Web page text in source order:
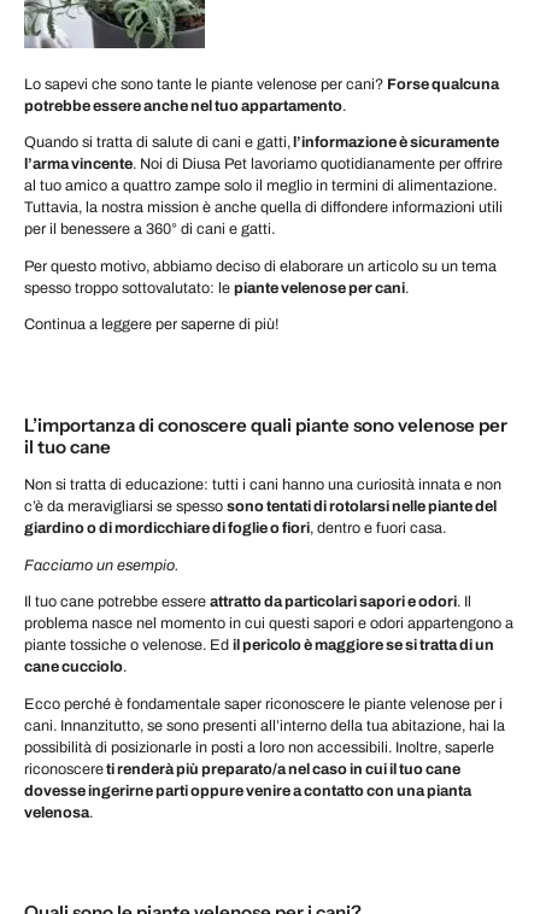
Lo sapevi che sono tante le piante velenose per cani? Forse qualcuna
potrebbe essere anche nel tuo appartamento.
Quando si tratta di salute di cani e gatti, l’informazione è sicuramente
l’arma vincente. Noi di Diusa Pet lavoriamo quotidianamente per offrire
al tuo amico a quattro zampe solo il meglio in termini di alimentazione.
Tuttavia, la nostra mission è anche quella di diffondere informazioni utili
per il benessere a 360° di cani e gatti.
Per questo motivo, abbiamo deciso di elaborare un articolo su un tema
spesso troppo sottovalutato: le piante velenose per cani.
Continua a leggere per saperne di più!
L’importanza di conoscere quali piante sono velenose per
il tuo cane
Non si tratta di educazione: tutti i cani hanno una curiosità innata e non
c’è da meravigliarsi se spesso sono tentati di rotolarsi nelle piante del
giardino o di mordicchiare di foglie o fiori, dentro e fuori casa.
Facciamo un esempio.
Il tuo cane potrebbe essere attratto da particolari sapori e odori. Il
problema nasce nel momento in cui questi sapori e odori appartengono a
piante tossiche o velenose. Ed il pericolo è maggiore se si tratta di un
cane cucciolo.
Ecco perché è fondamentale saper riconoscere le piante velenose per i
cani. Innanzitutto, se sono presenti all’interno della tua abitazione, hai la
possibilità di posizionarle in posti a loro non accessibili. Inoltre, saperle
riconoscereti renderà più preparato/a nel caso in cui il tuo cane
dovesse ingerirne parti oppure venire a contatto con una pianta
velenosa.